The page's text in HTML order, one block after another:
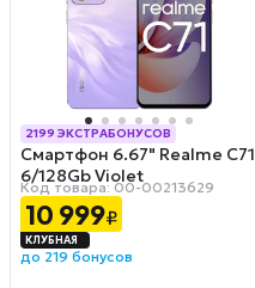
2199 ЭКСТРАБОНУСОВ
РАССРОЧКА 0-0-12
Смартфон 6.67" Realme C71
6/128Gb Violet
Код товара: 00-00213629
10 999₽
до 219 бонусов